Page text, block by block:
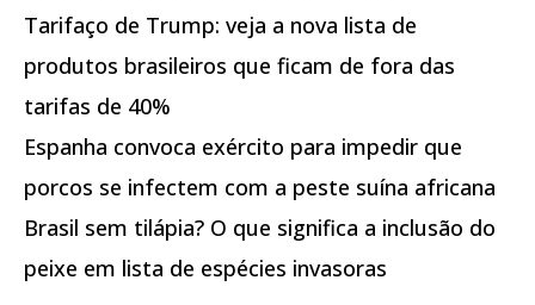
Tarifaço de Trump: veja a nova lista de
produtos brasileiros que ficam de fora das
tarifas de 40%
Espanha convoca exército para impedir que
porcos se infectem com a peste suína africana
Brasil sem tilápia? O que significa a inclusão do
peixe em lista de espécies invasoras